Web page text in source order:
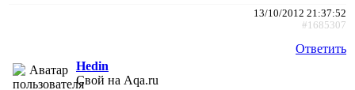
13/10/2012 21:37:52
#1685307
Ответить
Hedin
Свой на Aqa.ru